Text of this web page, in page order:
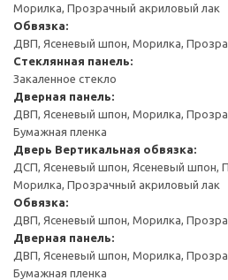
Морилка, Прозрачный акриловый лак
Обвязка:
ДВП, Ясеневый шпон, Морилка,
Стеклянная панель:
Закаленное стекло
Дверная панель:
ДВП, Ясеневый шпон, Морилка,
Бумажная пленка
Дверь Вертикальная обвязка:
ДСП, Ясеневый шпон, Ясеневый шпон,
Морилка, Прозрачный акриловый лак
Обвязка:
ДВП, Ясеневый шпон, Морилка,
Дверная панель:
ДВП, Ясеневый шпон, Морилка,
Бумажная пленка